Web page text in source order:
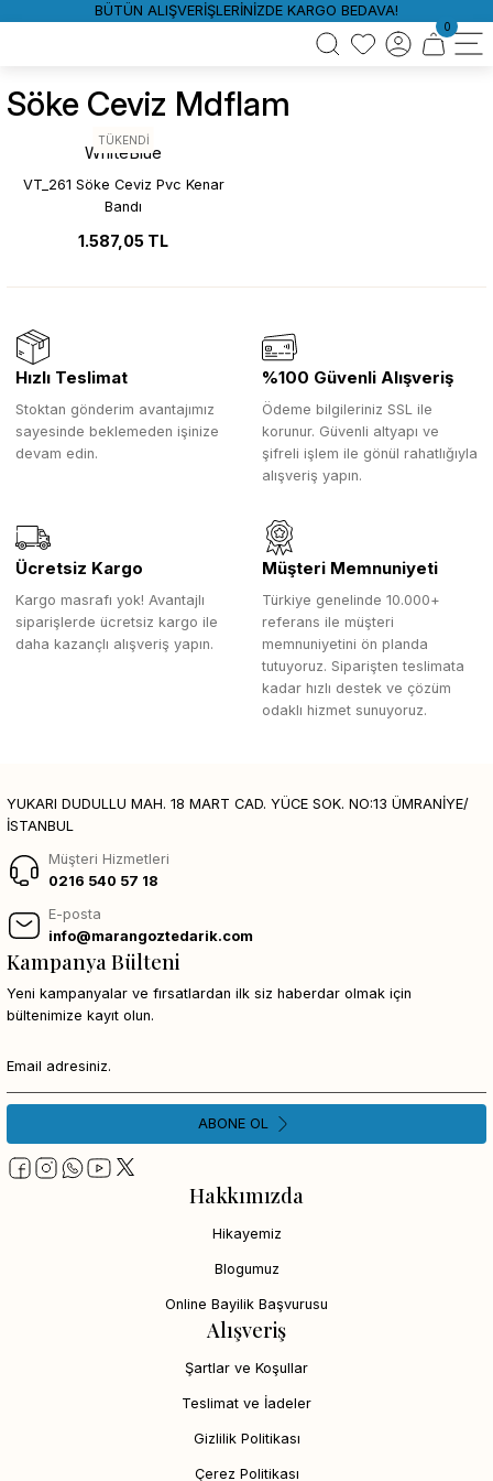
BÜTÜN ALIŞVERİŞLERİNİZDE KARGO BEDAVA!
0
Söke Ceviz Mdflam
TÜKENDİ
WhiteBlue
VT_261 Söke Ceviz Pvc Kenar
Bandı
1.587,05 TL
Hızlı Teslimat
Stoktan gönderim avantajımız
sayesinde beklemeden işinize
devam edin.
%100 Güvenli Alışveriş
Ödeme bilgileriniz SSL ile
korunur. Güvenli altyapı ve
şifreli işlem ile gönül rahatlığıyla
alışveriş yapın.
Ücretsiz Kargo
Kargo masrafı yok! Avantajlı
siparişlerde ücretsiz kargo ile
daha kazançlı alışveriş yapın.
Müşteri Memnuniyeti
Türkiye genelinde 10.000+
referans ile müşteri
memnuniyetini ön planda
tutuyoruz. Siparişten teslimata
kadar hızlı destek ve çözüm
odaklı hizmet sunuyoruz.
YUKARI DUDULLU MAH. 18 MART CAD. YÜCE SOK. NO:13 ÜMRANİYE/
İSTANBUL
Müşteri Hizmetleri
0216 540 57 18
E-posta
info@marangoztedarik.com
Hakkımızda
Hikayemiz
Blogumuz
Online Bayilik Başvurusu
Alışveriş
Şartlar ve Koşullar
Teslimat ve İadeler
Gizlilik Politikası
Çerez Politikası
Kampanya Bülteni
Yeni kampanyalar ve fırsatlardan ilk siz haberdar olmak için
bültenimize kayıt olun.
ABONE OL